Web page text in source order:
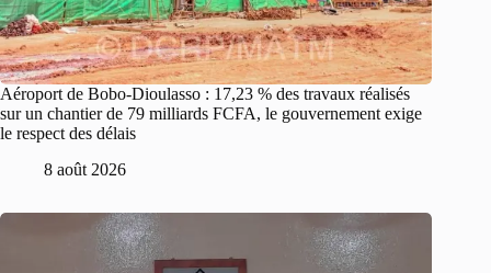
Aéroport de Bobo-Dioulasso : 17,23 % des travaux réalisés
sur un chantier de 79 milliards FCFA, le gouvernement exige
le respect des délais
8 août 2026